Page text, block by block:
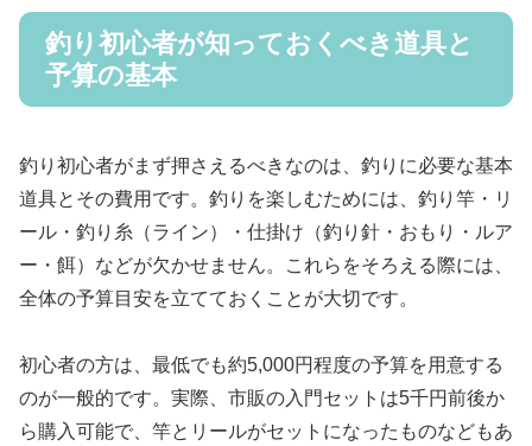
釣り初心者が知っておくべき道具と
予算の基本
釣り初心者がまず押さえるべきなのは、釣りに必要な基本
道具とその費用です。釣りを楽しむためには、釣り竿・リ
ール・釣り糸（ライン）・仕掛け（釣り針・おもり・ルア
ー・餌）などが欠かせません。これらをそろえる際には、
全体の予算目安を立てておくことが大切です。
初心者の方は、最低でも約5,000円程度の予算を用意する
のが一般的です。実際、市販の入門セットは5千円前後か
ら購入可能で、竿とリールがセットになったものなどもあ